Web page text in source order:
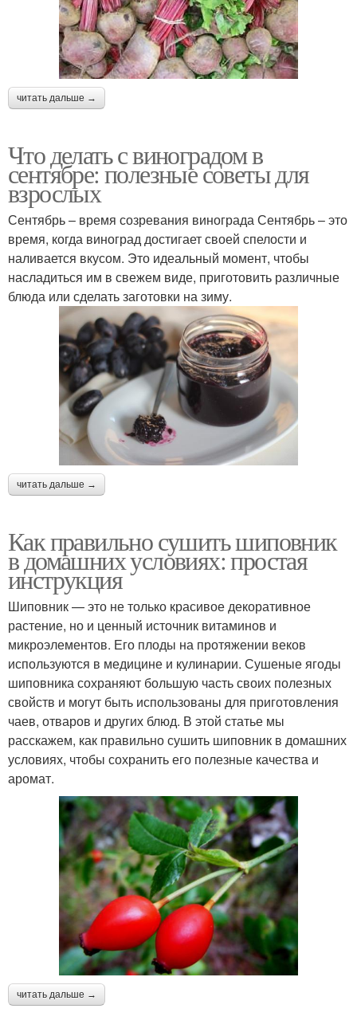
читать дальше →
Что делать с виноградом в
сентябре: полезные советы для
взрослых
Сентябрь – время созревания винограда Сентябрь – это
время, когда виноград достигает своей спелости и
наливается вкусом. Это идеальный момент, чтобы
насладиться им в свежем виде, приготовить различные
блюда или сделать заготовки на зиму.
читать дальше →
Как правильно сушить шиповник
в домашних условиях: простая
инструкция
Шиповник — это не только красивое декоративное
растение, но и ценный источник витаминов и
микроэлементов. Его плоды на протяжении веков
используются в медицине и кулинарии. Сушеные ягоды
шиповника сохраняют большую часть своих полезных
свойств и могут быть использованы для приготовления
чаев, отваров и других блюд. В этой статье мы
расскажем, как правильно сушить шиповник в домашних
условиях, чтобы сохранить его полезные качества и
аромат.
читать дальше →